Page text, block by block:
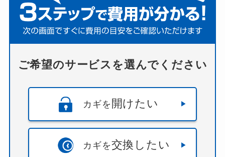
ご希望のサービスを選んでください
カギを 開けたい
カギを交換したい